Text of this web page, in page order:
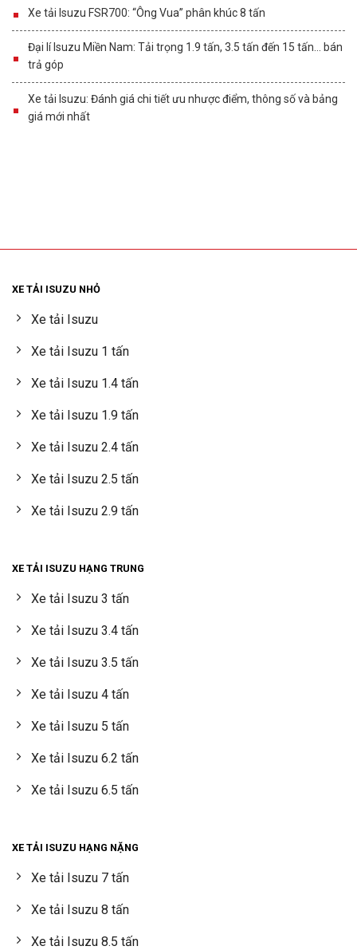
Xe tải Isuzu FSR700: “Ông Vua” phân khúc 8 tấn
Đại lí Isuzu Miền Nam: Tải trọng 1.9 tấn, 3.5 tấn đến 15 tấn… bán
trả góp
Xe tải Isuzu: Đánh giá chi tiết ưu nhược điểm, thông số và bảng
giá mới nhất
XE TẢI ISUZU NHỎ
Xe tải Isuzu
Xe tải Isuzu 1 tấn
Xe tải Isuzu 1.4 tấn
Xe tải Isuzu 1.9 tấn
Xe tải Isuzu 2.4 tấn
Xe tải Isuzu 2.5 tấn
Xe tải Isuzu 2.9 tấn
XE TẢI ISUZU HẠNG TRUNG
Xe tải Isuzu 3 tấn
Xe tải Isuzu 3.4 tấn
Xe tải Isuzu 3.5 tấn
Xe tải Isuzu 4 tấn
Xe tải Isuzu 5 tấn
Xe tải Isuzu 6.2 tấn
Xe tải Isuzu 6.5 tấn
XE TẢI ISUZU HẠNG NẶNG
Xe tải Isuzu 7 tấn
Xe tải Isuzu 8 tấn
Xe tải Isuzu 8.5 tấn